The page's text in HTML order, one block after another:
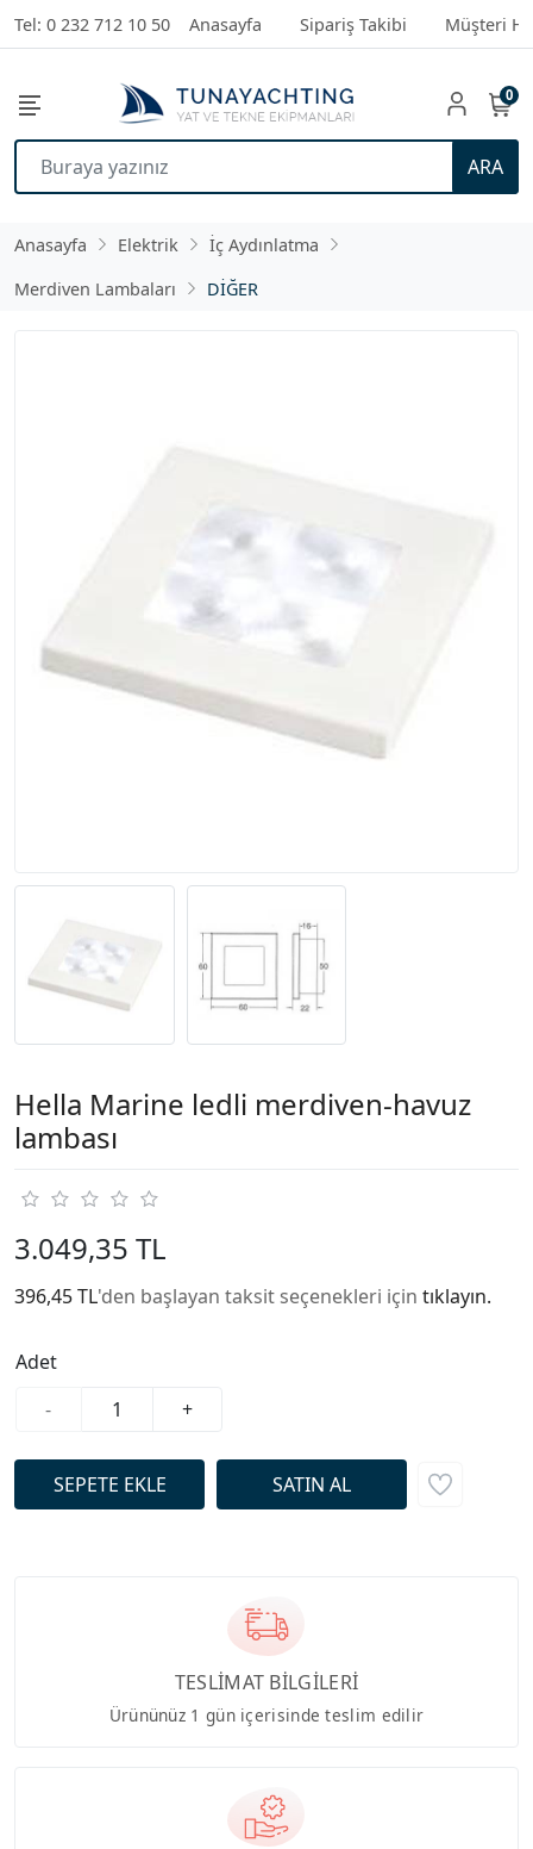
Tel: 0 232 712 10 50 Anasayfa Sipariş Takibi Müşteri
ARA
0
Anasayfa Elektrik
İç Aydınlatma
Merdiven Lambaları
DİĞER
Hella Marine ledli merdiven-havuz
lambası
3.049,35 TL
396,45 TL'den başlayan taksit seçenekleri için tıklayın.
Adet
-
+
TESLİMAT BİLGİLERİ
Ürününüz 1 gün içerisinde teslim edilir